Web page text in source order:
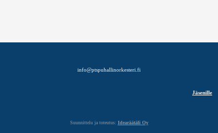
info@ptspuhallinorkesteri.fi
Jäsenille
Suunnittelu ja toteutus: Idearäätäli Oy